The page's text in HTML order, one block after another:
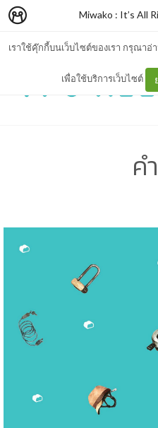
เราใช้คุ๊กกี้บนเว็บไซต์ของเรา กรุณาอ่
เพื่อใช้บริการเว็บไซต์
Miwako : It’s All
ค